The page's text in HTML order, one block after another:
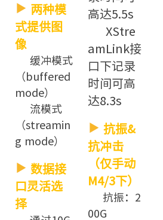
两种模
式提供图
像
缓冲模式
（buffered
mode）
流模式
（streamin
g mode）
数据接
口灵活选
择
高达5.5s
XStre
amLink接
口下记录
时间可高
达8.3s
抗振&
抗冲击
（仅手动
M4/3下）
抗振：2
00G